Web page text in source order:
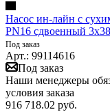
Насос ин-лайн с
PN16 сдвоенный
Под заказ
Арт.: 99114616
Под заказ
Наши менеджеры
условия заказа
916 718.02 руб.